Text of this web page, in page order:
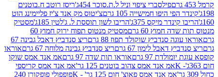
פילסברי ציפוי וניל ל.ת.סוכר 454ג'
ריסז רוטב ח.בוטנים
היפו חמישייה 105 גרם
צ'יטוס מק אנד צ'יז פליימינג הוט
מיקס 375ג'
הריבו לשון תוססת ל. ג'לטין 185ג'
מסטיק
חמוץ 60 גרם
מסטיק מנטוס תפוח ירוק חמוץ 60
סנדביץ שוקולד תפוז 88 גרם
ריצ סנדביץ דאבל גבינה 67
דאבל לימון 67 גרם
ריצ סנדביץ גבינה מלוחה 67 גרם
אוראו
97 גרם
אוראו תות שדה 97 גרם
אמ אנד אמס שוקו
אמ אנד אמס צהוב בוטנים 125 גר'
אמ אנד אמס קריספי
אמ אנד אמס פאוצ' חום 125 גר' - K
פופפולי פופקורן 240